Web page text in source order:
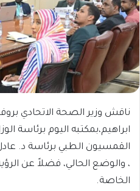
ناقش وزير الصحة الاتحادي
ابراهيم،بمكتبه اليوم برئاسة
، والوضع الحالي، فضلاً عن
الخاصة.